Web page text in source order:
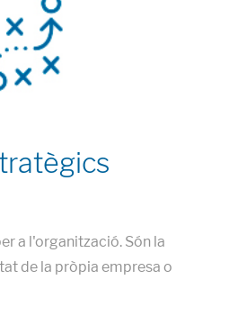
a l'organització. Són la
de la pròpia empresa o